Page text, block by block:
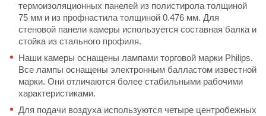
термоизоляционных панелей из полистирола толщиной
75 мм и из профнастила толщиной 0.476 мм. Для
стеновой панели камеры используется составная балка и
стойка из стального профиля.
Наши камеры оснащены лампами торговой марки Philips.
Все лампы оснащены электронным балластом известной
марки. Они отличаются более стабильными рабочими
характеристиками.
Для подачи воздуха используются четыре центробежных